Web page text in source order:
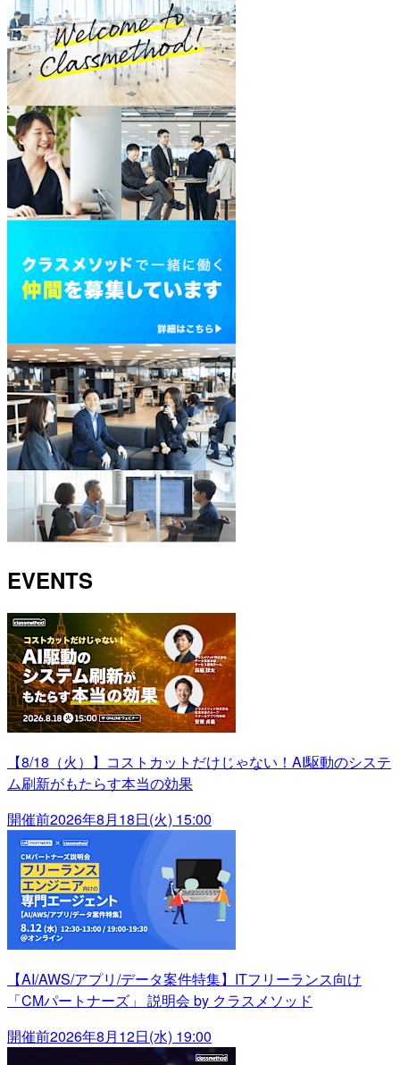
EVENTS
【8/18（火）】コストカットだけじゃない！AI駆動のシステ
ム刷新がもたらす本当の効果
開催前2026年8月18日(火) 15:00
【AI/AWS/アプリ/データ案件特集】ITフリーランス向け
「CMパートナーズ」 説明会 by クラスメソッド
開催前2026年8月12日(水) 19:00